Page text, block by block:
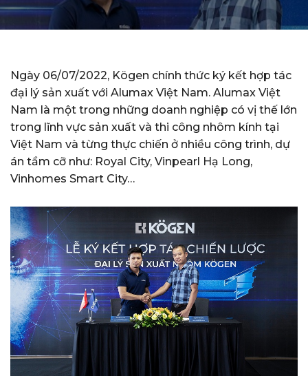
Ngày 06/07/2022, Kögen chính thức ký kết hợp tác
đại lý sản xuất với Alumax Việt Nam. Alumax Việt
Nam là một trong những doanh nghiệp có vị thế lớn
trong lĩnh vực sản xuất và thi công nhôm kính tại
Việt Nam và từng thực chiến ở nhiều công trình, dự
án tầm cỡ như: Royal City, Vinpearl Hạ Long,
Vinhomes Smart City…